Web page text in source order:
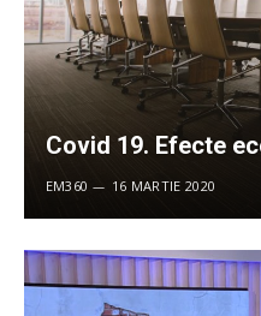
Covid 19. Efecte
EM360 16 MARTIE 2020